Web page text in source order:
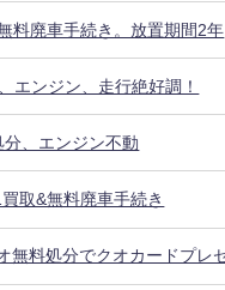
料廃車手続き。放置期間2年
エンジン、走行絶好調！
分、エンジン不動
買取&無料廃車手続き
無料処分でクオカードプレ